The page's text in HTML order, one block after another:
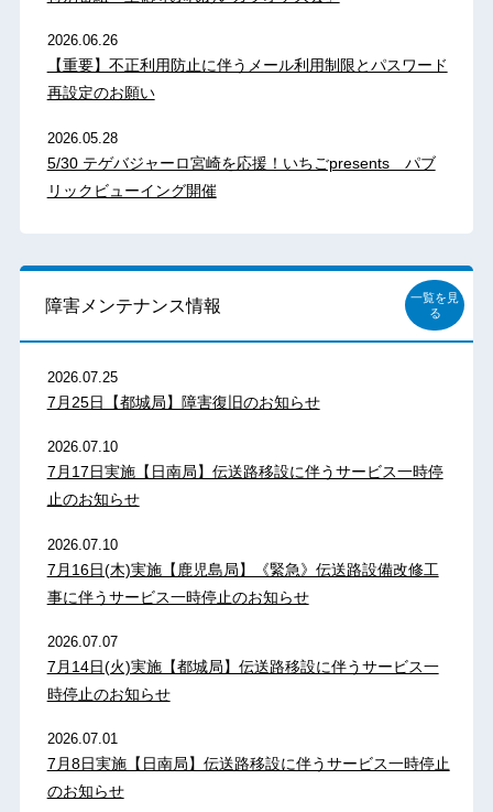
2026.06.26
【重要】不正利用防止に伴うメール利用制限とパスワード
再設定のお願い
2026.05.28
5/30 テゲバジャーロ宮崎を応援！いちごpresents パブ
リックビューイング開催
障害メンテナンス情報
一覧を見
る
2026.07.25
7月25日【都城局】障害復旧のお知らせ
2026.07.10
7月17日実施【日南局】伝送路移設に伴うサービス一時停
止のお知らせ
2026.07.10
7月16日(木)実施【鹿児島局】《緊急》伝送路設備改修工
事に伴うサービス一時停止のお知らせ
2026.07.07
7月14日(火)実施【都城局】伝送路移設に伴うサービス一
時停止のお知らせ
2026.07.01
7月8日実施【日南局】伝送路移設に伴うサービス一時停止
のお知らせ